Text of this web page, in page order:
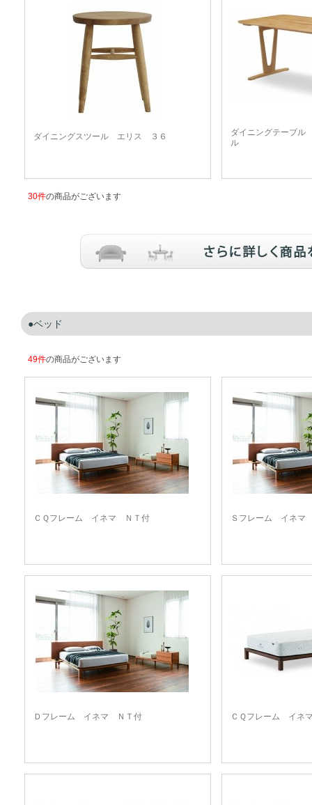
ダイニングスツール エリス ３６
ダイニングテーブ
ル
30件の商品がございます
ベッド
49件の商品がございます
ＣＱフレーム イネマ ＮＴ付 Ｓフレーム イネマ
Ｄフレーム イネマ ＮＴ付 ＣＱフレーム イネ